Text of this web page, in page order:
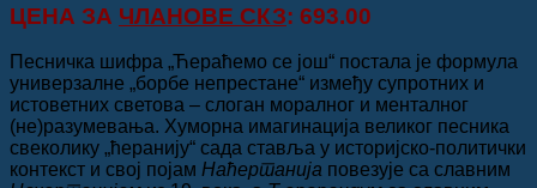
ЦЕНА ЗА ЧЛАНОВЕ СКЗ: 693.00
Песничка шифра „Ћераћемо се још“ постала је формула
универзалне „борбе непрестане“ између супротних и
истоветних светова – слоган моралног и менталног
(не)разумевања. Хуморна имагинација великог песника
свеколику „ћеранију“ сада ставља у историјско-политички
контекст и свој појам Наћертанија повезује са славним